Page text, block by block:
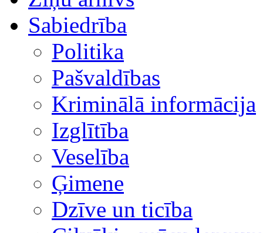
Sabiedrība
Politika
Pašvaldības
Kriminālā informācija
Izglītība
Veselība
Ģimene
Dzīve un ticība